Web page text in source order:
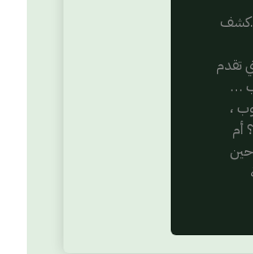
…كشف
تقدم
…
،
أم
حين